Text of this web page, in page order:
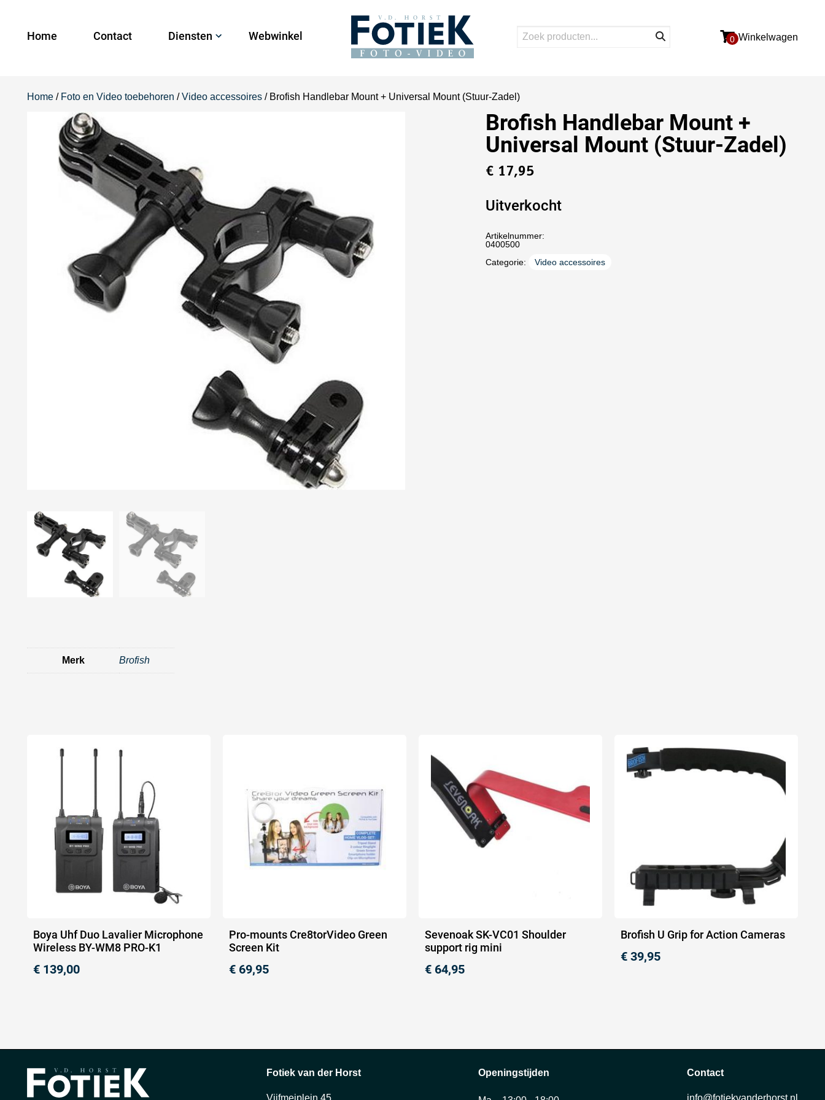
Home Contact Diensten Webwinkel 0 Winkelwagen
Home / Foto en Video toebehoren /Video accessoires / Brofish Handlebar Mount + Universal Mount (Stuur-Zadel)
Brofish Handlebar Mount +
Universal Mount (Stuur-Zadel)
€17,95
Uitverkocht
Artikelnummer:
0400500
Categorie:
Video accessoires
Merk Brofish
Boya Uhf Duo Lavalier Microphone
Wireless BY-WM8 PRO-K1
€ 139,00
Pro-mounts Cre8torVideo Green
Screen Kit
€ 69,95
Sevenoak SK-VC01 Shoulder
support rig mini
€ 64,95
Brofish U Grip for Action Cameras
€ 39,95
Fotiek van der Horst
Vijfmeiplein 45
Openingstijden Contact
info@fotiekvanderhorst.nl